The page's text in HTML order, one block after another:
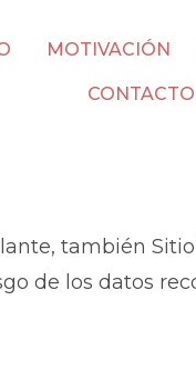
MOTIVACIÓN
CONTACTO
también
de los datos